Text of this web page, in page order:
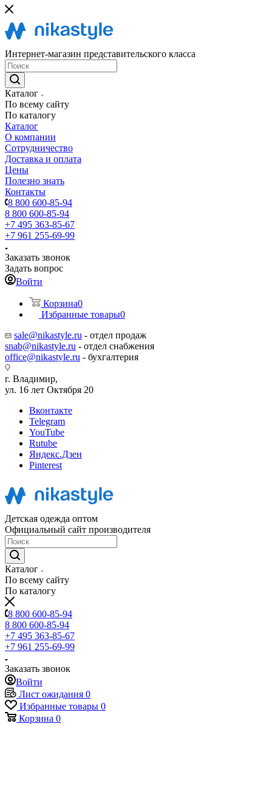
Интернет-магазин представительского класса
Каталог
По всему сайту
По каталогу
Каталог
О компании
Сотрудничество
Доставка и оплата
Цены
Полезно знать
Контакты
8 800 600-85-94
8 800 600-85-94
+7 495 363-85-67
+7 961 255-69-99
Заказать звонок
Задать вопрос
Войти
Корзина0
Избранные товары0
sale@nikastyle.ru - отдел продаж
snab@nikastyle.ru - отдел снабжения
office@nikastyle.ru - бухгалтерия
г. Владимир,
ул. 16 лет Октября 20
Вконтакте
Telegram
YouTube
Rutube
Яндекс.Дзен
Pinterest
Детская одежда оптом
Официальный сайт производителя
Каталог
По всему сайту
По каталогу
8 800 600-85-94
8 800 600-85-94
+7 495 363-85-67
+7 961 255-69-99
Заказать звонок
Войти
Лист ожидания 0
Избранные товары 0
Корзина 0